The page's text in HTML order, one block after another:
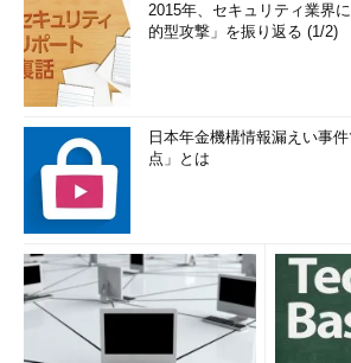
2015年、セキュリティ業界
的型攻撃」を振り返る (1/2)
日本年金機構情報漏えい事
点」とは